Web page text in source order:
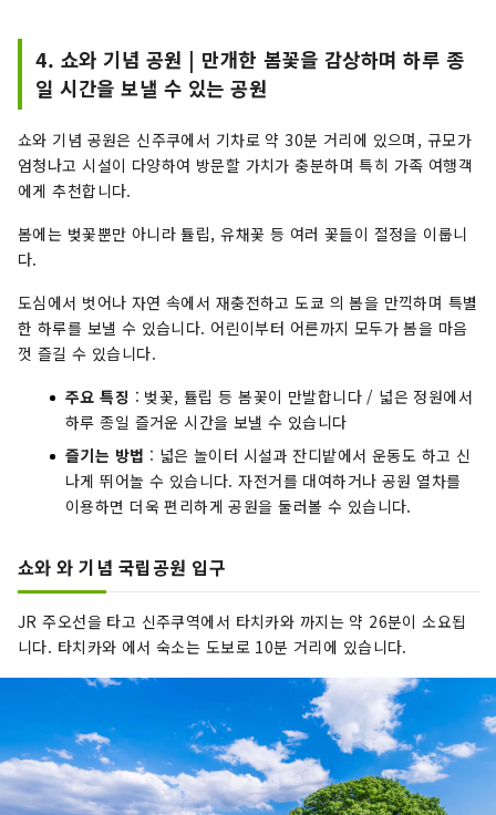
4. 쇼와 기념 공원 | 만개한 봄꽃을 감상하며 하루 종
일 시간을 보낼 수 있는 공원
쇼와 기념 공원은 신주쿠에서 기차로 약 30분 거리에 있으며, 규모가
엄청나고 시설이 다양하여 방문할 가치가 충분하며 특히 가족 여행객
에게 추천합니다.
봄에는 벚꽃뿐만 아니라 튤립, 유채꽃 등 여러 꽃들이 절정을 이룹니
다.
도심에서 벗어나 자연 속에서 재충전하고 도쿄 의 봄을 만끽하며 특별
한 하루를 보낼 수 있습니다. 어린이부터 어른까지 모두가 봄을 마음
껏 즐길 수 있습니다.
주요 특징 : 벚꽃, 튤립 등 봄꽃이 만발합니다 / 넓은 정원에서
하루 종일 즐거운 시간을 보낼 수 있습니다
즐기는 방법 : 넓은 놀이터 시설과 잔디밭에서 운동도 하고 신
나게 뛰어놀 수 있습니다. 자전거를 대여하거나 공원 열차를
이용하면 더욱 편리하게 공원을 둘러볼 수 있습니다.
쇼와 와 기념 국립공원 입구
JR 주오선을 타고 신주쿠역에서 타치카와 까지는 약 26분이 소요됩
니다. 타치카와 에서 숙소는 도보로 10분 거리에 있습니다.